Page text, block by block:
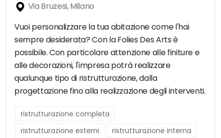
Via Bruzesi, Milano
Vuoi personalizzare la tua abitazione come l'hai
sempre desiderata? Con la Folies Des Arts è
possibile. Con particolare attenzione alle finiture e
alle decorazioni, l'impresa potrà realizzare
qualunque tipo di ristrutturazione, dalla
progettazione fino alla realizzazione degli interventi.
ristrutturazione completa
ristrutturazione esterni
ristrutturazione interna